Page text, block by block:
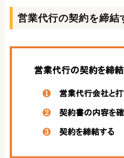
営業代行の契約を締結